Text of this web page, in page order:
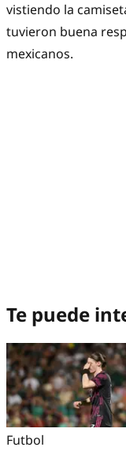
vistiendo la
tuvieron buena
mexicanos.
Te puede
Futbol